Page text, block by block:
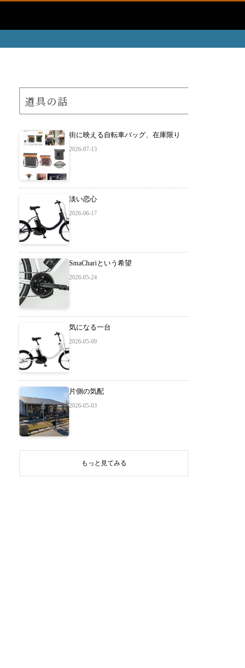
道具の話
街に映える自転車バッグ、在庫限り
2026-07-13
淡い恋心
2026-06-17
SmaChariという希望
2026-05-24
気になる一台
2026-05-09
片側の気配
2026-05-03
もっと見てみる